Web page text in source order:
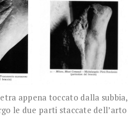
appena toccato dalla subbia,
le due parti staccate dell’arto